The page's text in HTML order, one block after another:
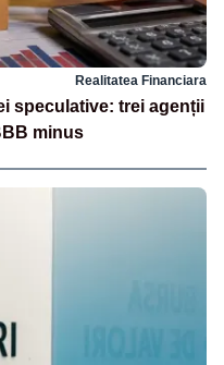
Realitatea Financiara
speculative: trei agenții
minus